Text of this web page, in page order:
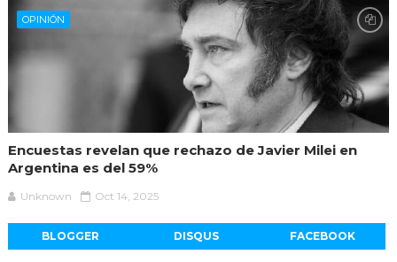
OPINIÓN
Encuestas revelan que rechazo de Javier Milei en
Argentina es del 59%
Unknown Oct 14, 2025
BLOGGER DISQUS FACEBOOK